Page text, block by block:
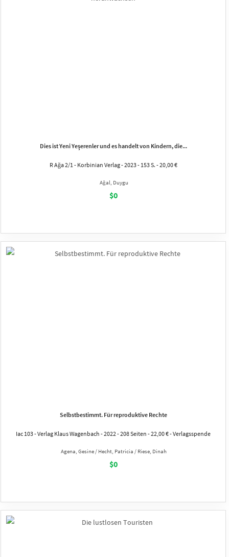
Dies ist Yeni Yeşerenler und es handelt von Kindern, die...
R Ağa 2/1 - Korbinian Verlag - 2023 - 153 S. - 20,00 €
Ağal, Duygu
$0
Selbstbestimmt. Für reproduktive Rechte
Iac 103 - Verlag Klaus Wagenbach - 2022 - 208 Seiten - 22,00 € - Verlagsspende
Agena, Gesine / Hecht, Patricia / Riese, Dinah
$0